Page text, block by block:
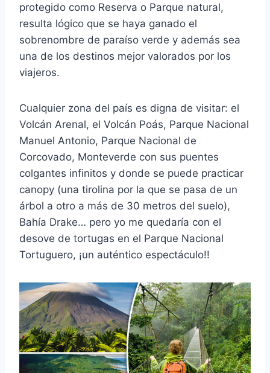
protegido como Reserva o Parque natural,
resulta lógico que se haya ganado el
sobrenombre de paraíso verde y además sea
una de los destinos mejor valorados por los
viajeros.
Cualquier zona del país es digna de visitar: el
Volcán Arenal, el Volcán Poás, Parque Nacional
Manuel Antonio, Parque Nacional de
Corcovado, Monteverde con sus puentes
colgantes infinitos y donde se puede practicar
canopy (una tirolina por la que se pasa de un
árbol a otro a más de 30 metros del suelo),
Bahía Drake… pero yo me quedaría con el
desove de tortugas en el Parque Nacional
Tortuguero, ¡un auténtico espectáculo!!